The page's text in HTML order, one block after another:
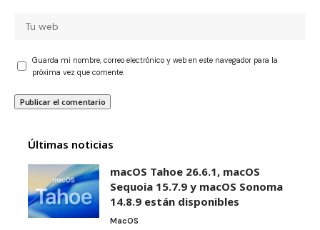
Guarda mi nombre, correo electrónico y web en este navegador para la
próxima vez que comente.
Últimas noticias
macOS Tahoe 26.6.1, macOS
Sequoia 15.7.9 y macOS Sonoma
14.8.9 están disponibles
MacOS